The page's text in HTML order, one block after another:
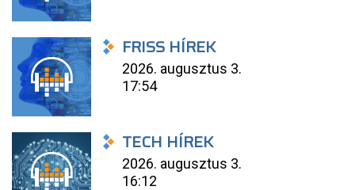
FRISS HÍREK
2026. augusztus 3.
17:54
TECH HÍREK
2026. augusztus 3.
16:12